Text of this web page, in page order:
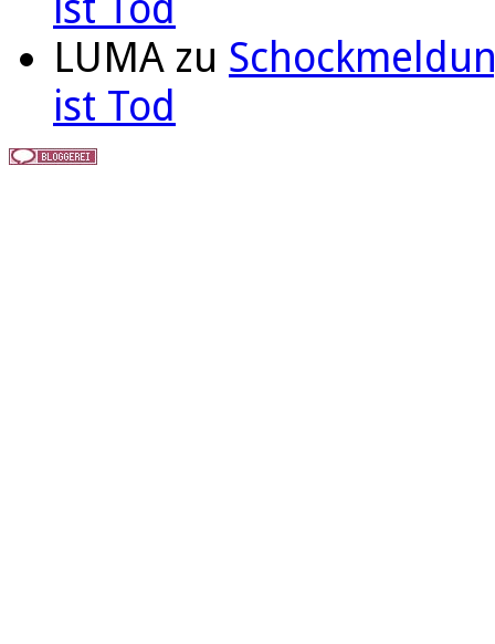
LUMA zu
ist Tod